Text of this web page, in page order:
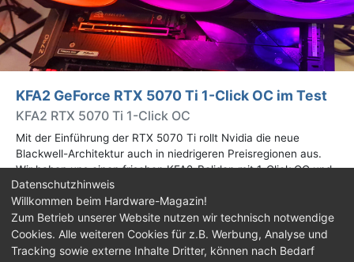
KFA2 GeForce RTX 5070 Ti 1-Click OC im Test
KFA2 RTX 5070 Ti 1-Click OC
Mit der Einführung der RTX 5070 Ti rollt Nvidia die neue
Blackwell-Architektur auch in niedrigeren Preisregionen aus.
Wir haben uns einen frischen KFA2-Boliden mit 1-Click OC und
schicker RGB-Beleuchtung angesehen.
Impressum |Kontakt|Jobs |Datenschutz|
Consent‑Einstellungen|Haftungsausschluss
Datenschutzhinweis
Willkommen beim Hardware-Magazin!
Zum Betrieb unserer Website nutzen wir technisch notwendige
Cookies. Alle weiteren Cookies für z.B. Werbung, Analyse und
Tracking sowie externe Inhalte Dritter, können nach Bedarf